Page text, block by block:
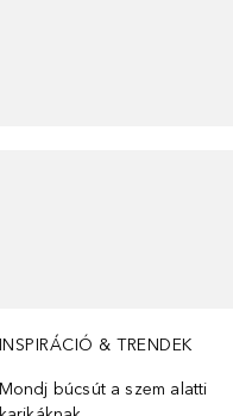
INSPIRÁCIÓ & TRENDEK
Mondj búcsút a szem alatti